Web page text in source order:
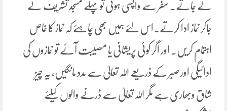
لے جاتے۔ سفر سے واپسی ہوتی تو پہلے مسجد تشریف لے
جاکر نماز ادا کرتے۔اس لئے ہمیں بھی چاہئے کہ نماز کا خاص
اہتمام کریں۔ اور اگر کوئی پریشانی یا مصیبت آئے تو نمازوں کی
ادائیگی اور صبر کے ذریعے اللہ تعالیٰ سے مدد مانگیں، یہ چیز
شاق وبھاری ہے مگر اللہ تعالیٰ سے ڈرنے والوں کیلئے